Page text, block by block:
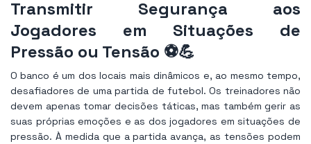
Transmitir Segurança aos
Jogadores em Situações de
Pressão ou Tensão ⚽💪
O banco é um dos locais mais dinâmicos e, ao mesmo tempo,
desafiadores de uma partida de futebol. Os treinadores não
devem apenas tomar decisões táticas, mas também gerir as
suas próprias emoções e as dos jogadores em situações de
pressão. À medida que a partida avança, as tensões podem